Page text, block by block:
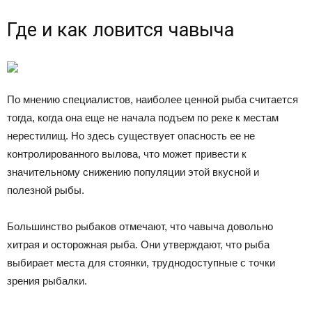
Где и как ловится чавыча
По мнению специалистов, наиболее ценной рыба считается
тогда, когда она еще не начала подъем по реке к местам
нерестилищ. Но здесь существует опасность ее не
контролированного вылова, что может привести к
значительному снижению популяции этой вкусной и
полезной рыбы.
Большинство рыбаков отмечают, что чавыча довольно
хитрая и осторожная рыба. Они утверждают, что рыба
выбирает места для стоянки, труднодоступные с точки
зрения рыбалки.